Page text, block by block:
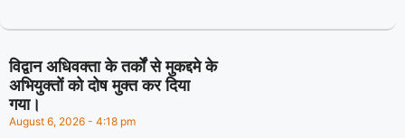
विद्वान अधिवक्ता के तर्कों से मुकद्दमे के
अभियुक्तों को दोष मुक्त कर दिया
गया।
August 6, 2026 4:18 pm